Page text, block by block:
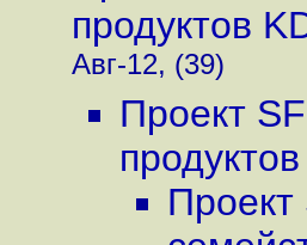
продуктов
Авг-12, (39)
Проект